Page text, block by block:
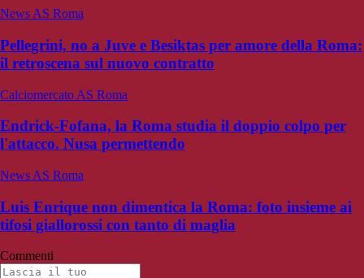
News AS Roma
Pellegrini, no a Juve e Besiktas per amore della Roma:
il retroscena sul nuovo contratto
Calciomercato AS Roma
Endrick-Fofana, la Roma studia il doppio colpo per
l'attacco. Nusa permettendo
News AS Roma
Luis Enrique non dimentica la Roma: foto insieme ai
tifosi giallorossi con tanto di maglia
Commenti